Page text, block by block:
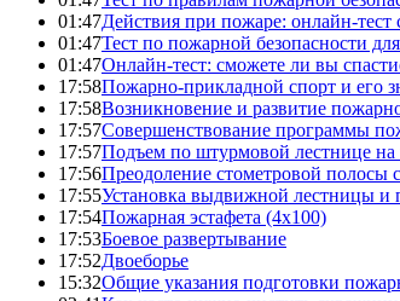
01:47Действия при пожаре: онлайн-тест
01:47Тест по пожарной безопасности
01:47Онлайн-тест: сможете ли вы
17:58Пожарно-прикладной спорт и его
17:58Возникновение и развитие
17:57Совершенствование программы
17:57Подъем по штурмовой лестнице
17:56Преодоление стометровой полосы
17:55Установка выдвижной лестницы и
17:54Пожарная эстафета (4x100)
17:53Боевое развертывание
17:52Двоеборье
15:32Общие указания подготовки